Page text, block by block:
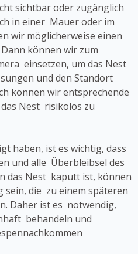
sichtbar oder zugänglich
in einer Mauer oder im
wir möglicherweise einen
können wir zum
einsetzen, um das Nest
und den Standort
können wir entsprechende
Nest risikolos zu
haben, ist es wichtig, dass
und alle Überbleibsel des
das Nest kaputt ist, können
sein, die zu einem späteren
Daher ist es notwendig,
behandeln und